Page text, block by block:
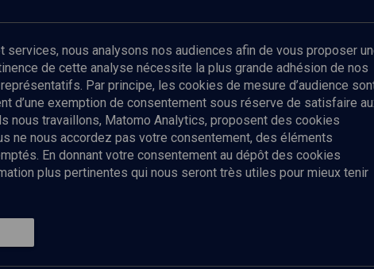
newsletter
Envoyer
Politique de protection des données
personnelles
services, nous analysons nos audiences afin de vous proposer
de cette analyse nécessite la plus grande adhésion de nos
Par principe, les cookies de mesure d’audience
d’une exemption de consentement sous réserve de satisfaire
nous travaillons, Matomo Analytics, proposent des cookies
ne nous accordez pas votre consentement, des éléments
En donnant votre consentement au dépôt des cookies
plus pertinentes qui nous seront très utiles pour mieux tenir